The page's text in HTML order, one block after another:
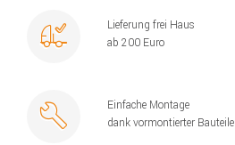
Lieferung frei Haus
ab 200 Euro
Einfache Montage
dank vormontierter Bauteile